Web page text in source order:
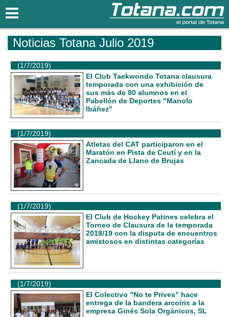
Noticias Totana Julio 2019
(1/7/2019)
El Club Taekwondo Totana clausura
temporada con una exhibición de
sus más de 80 alumnos en el
Pabellón de Deportes "Manolo
Ibáñez"
(1/7/2019)
Atletas del CAT participaron en el
Maratón en Pista de Ceutí y en la
Zancada de Llano de Brujas
(1/7/2019)
El Club de Hockey Patines celebra el
Torneo de Clausura de la temporada
2018/19 con la disputa de encuentros
amistosos en distintas categorías
(1/7/2019)
El Colectivo "No te Prives" hace
entrega de la bandera arcoíris a la
empresa Ginés Sola Orgánicos, SL